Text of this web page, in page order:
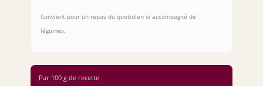
Convient pour un repas du quotidien si accompagné de
légumes.
Par 100 g de recette